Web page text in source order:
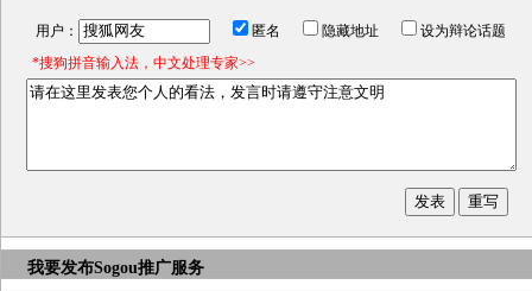
用户： 匿名 隐藏地址
设为辩论话题
*搜狗拼音输入法，中文处理专家>>
我要发布Sogou推广服务